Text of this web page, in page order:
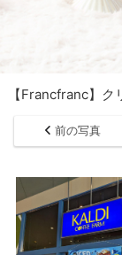
【Francfranc】
前の写真